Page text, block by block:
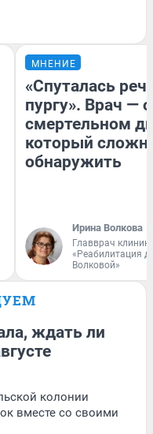
МНЕНИЕ
«Спуталась
пургу». Врач — о
смертельном
который
обнаружить
Ирина Волкова
Главврач
«Реабилитация
Волковой»
ждать ли
колонии
вместе со своими